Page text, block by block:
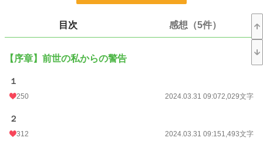
しかし別荘を訪ねてきたイクセルは、マザコンではないと訴え、フェリシアに期
半ば脅され期間限定の婚約者になったイクセルには、何やら秘密を抱えているよ
ンデレ化しつつある拗らせ令息の、避暑地で織りなすひと夏の恋のお話。
※他のサイトにも重複投稿しています。
目次 感想（5件）
【序章】前世の私からの警告
１
250 2024.03.31 09:072,029文字
２
312 2024.03.31 09:151,493文字